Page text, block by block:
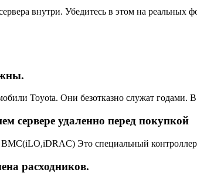
внутри. Убедитесь в этом на реальных
Toyota. Они безотказно служат
сервере удаленно перед покупкой
Это специальный
расходников.